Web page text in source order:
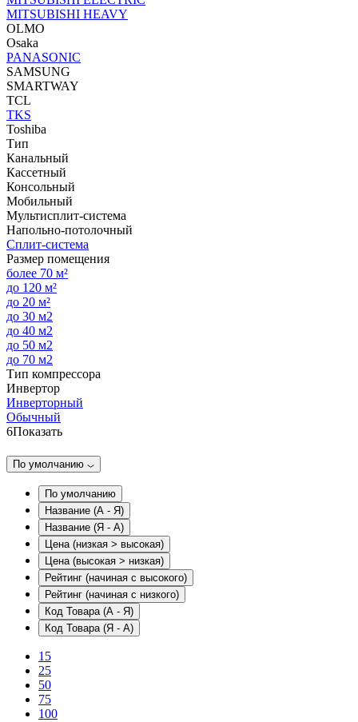
MITSUBISHI HEAVY
OLMO
Osaka
PANASONIC
SAMSUNG
SMARTWAY
TCL
TKS
Toshiba
Тип
Канальный
Кассетный
Консольный
Мобильный
Мультисплит-система
Напольно-потолочный
Сплит-система
Размер помещения
более 70 м²
до 120 м²
до 20 м²
до 30 м2
до 40 м2
до 50 м2
до 70 м2
Тип компрессора
Инвертор
Инверторный
Обычный
6Показать
По умолчанию
По умолчанию
Название (А - Я)
Название (Я - А)
Цена (низкая > высокая)
Цена (высокая > низкая)
Рейтинг (начиная с высокого)
Рейтинг (начиная с низкого)
Код Товара (А - Я)
Код Товара (Я - А)
15
25
50
75
100